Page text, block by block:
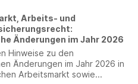
Das Bundesministerium der
Verbraucherschutz
zum 16. Januar 2026 zu
Stellung zu nehmen.
Arbeits- und
Änderungen im Jahr 2026
Hinweise zu den
Änderungen im Jahr 2026 in
Arbeitsmarkt sowie